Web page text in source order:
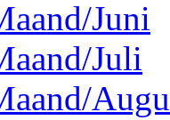
Juni
Juli